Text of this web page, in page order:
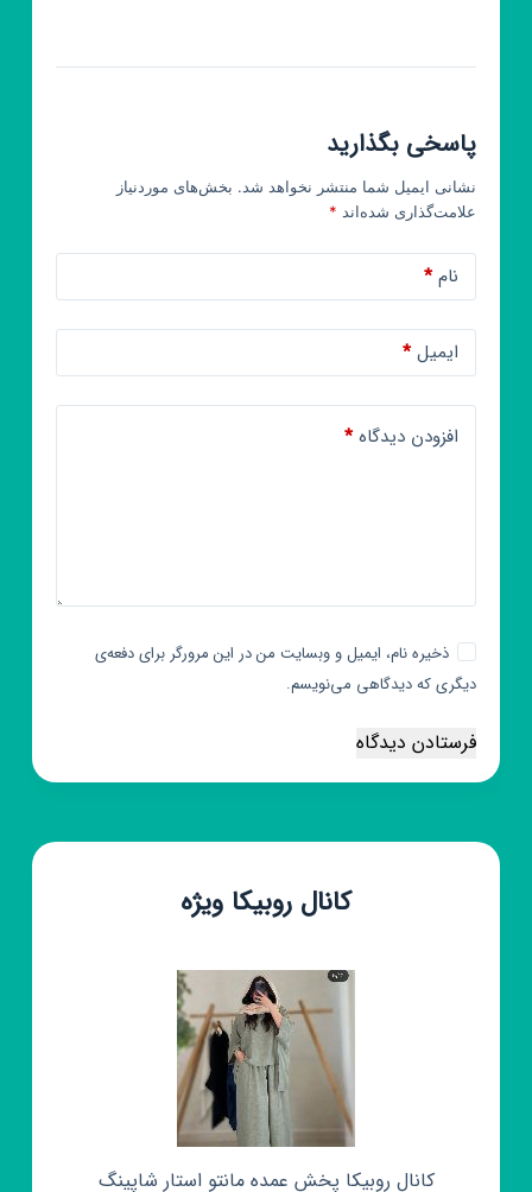
پاسخی بگذارید
نشانی ایمیل شما منتشر نخواهد شد. بخش‌های موردنیاز
علامت‌گذاری شده‌اند *
نام*
ایمیل*
افزودن دیدگاه*
ذخیره نام، ایمیل و وبسایت من در این مرورگر برای دفعه‌ی
دیگری که دیدگاهی می‌نویسم.
فرستادن دیدگاه
کانال روبیکا ویژه
کانال روبیکا پخش عمده مانتو استار شاپینگ